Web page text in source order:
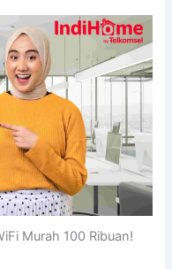
Murah 100 Ribuan!